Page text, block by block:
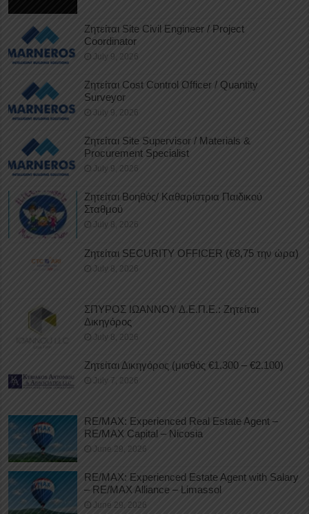
Ζητείται Site Civil Engineer / Project
Coordinator
July 9, 2026
Ζητείται Cost Control Officer / Quantity
Surveyor
July 9, 2026
Ζητείται Site Supervisor / Materials &
Procurement Specialist
July 9, 2026
Ζητείται Βοηθός/ Καθαρίστρια Παιδικού
Σταθμού
July 8, 2026
Ζητείται SECURITY OFFICER (€8,75 την ώρα)
July 8, 2026
ΣΠΥΡΟΣ ΙΩΑΝΝΟΥ Δ.Ε.Π.Ε.: Ζητείται
Δικηγόρος
July 8, 2026
Ζητείται Δικηγόρος (μισθός €1.300 – €2.100)
July 7, 2026
RE/MAX: Experienced Real Estate Agent –
RE/MAX Capital – Nicosia
June 29, 2026
RE/MAX: Experienced Estate Agent with Salary
– RE/MAX Alliance – Limassol
June 29, 2026